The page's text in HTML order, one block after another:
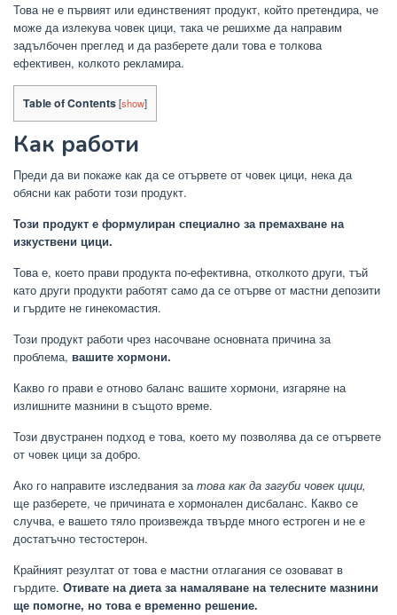
Това не е първият или единственият продукт, който претендира, че
може да излекува човек цици, така че решихме да направим
задълбочен преглед и да разберете дали това е толкова
ефективен, колкото рекламира.
Table of Contents[show]
Как работи
Преди да ви покаже как да се отървете от човек цици, нека да
обясни как работи този продукт.
Този продукт е формулиран специално за премахване на
изкуствени цици.
Това е, което прави продукта по-ефективна, отколкото други, тъй
като други продукти работят само да се отърве от мастни депозити
и гърдите не гинекомастия.
Този продукт работи чрез насочване основната причина за
проблема, вашите хормони.
Какво го прави е отново баланс вашите хормони, изгаряне на
излишните мазнини в същото време.
Този двустранен подход е това, което му позволява да се отървете
от човек цици за добро.
Ако го направите изследвания затова как да загуби човек цици,
ще разберете, че причината е хормонален дисбаланс. Какво се
случва, е вашето тяло произвежда твърде много естроген и не е
достатъчно тестостерон.
Крайният резултат от това е мастни отлагания се озовават в
гърдите. Отивате на диета за намаляване на телесните мазнини
ще помогне, но това е временно решение.